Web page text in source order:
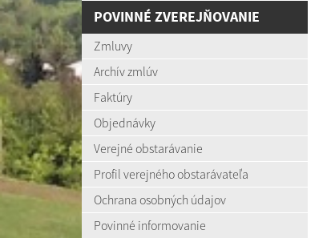
POVINNÉ ZVEREJŇOVANIE
Zmluvy
Archív zmlúv
Faktúry
Objednávky
Verejné obstarávanie
Profil verejného obstarávateľa
Ochrana osobných údajov
Povinné informovanie